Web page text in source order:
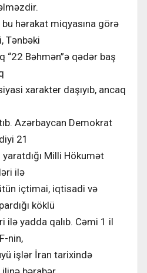
hərakat miqyasına görə
Tənbəki
“22 Bəhmən”ə qədər baş
xarakter daşıyıb, ancaq
Azərbaycan Demokrat
21
Milli Hökumət
ilə
içtimai, iqtisadi və
köklü
ilə yadda qalıb. Cəmi 1 il
nin,
işlər İran tarixində